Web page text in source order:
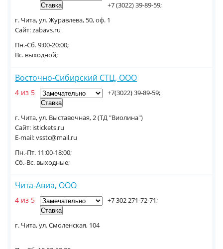
г. Чита, ул. Журавлева, 50, оф. 1
Сайт: zabavs.ru
+7 (3022) 39-89-59;
Пн.-Сб. 9:00-20:00;
Вс. выходной;
Восточно-Сибирский СТЦ, ООО
4 из 5
г. Чита, ул. Выставочная, 2 (ТД "Виолина")
Сайт: istickets.ru
E-mail: vsstc@mail.ru
+7(3022) 39-89-59;
Пн.-Пт. 11:00-18:00;
Сб.-Вс. выходные;
Чита-Авиа, ООО
4 из 5
г. Чита, ул. Смоленская, 104
+7 302 271-72-71;